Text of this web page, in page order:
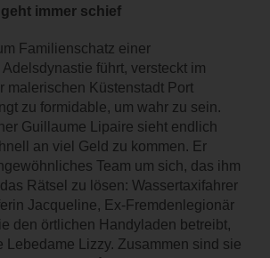
immer schief
Familienschatz einer
führt, versteckt im
malerischen Küstenstadt Port
zu formidable, um wahr zu sein.
Guillaume Lipaire sieht endlich
an viel Geld zu kommen. Er
Team um sich, das ihm
Rätsel zu lösen: Wassertaxifahrer
Jacqueline, Ex-Fremdenlegionär
den örtlichen Handyladen betreibt,
Lebedame Lizzy. Zusammen sind sie